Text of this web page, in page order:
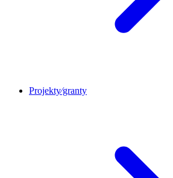
Projekty⁄granty